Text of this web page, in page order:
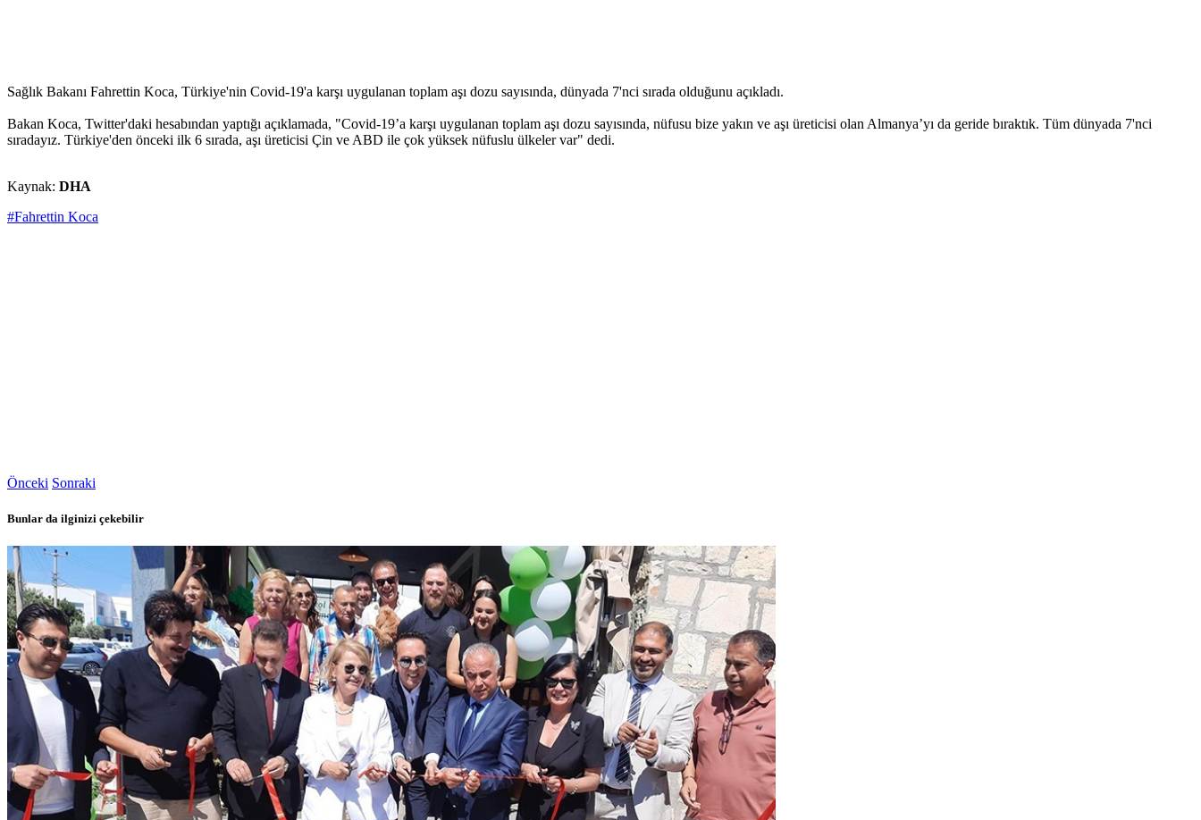
Sağlık Bakanı Fahrettin Koca, Türkiye'nin Covid-19'a karşı uygulanan toplam aşı dozu sayısında, dünyada 7'nci sırada olduğunu açıkladı.
Bakan Koca, Twitter'daki hesabından yaptığı açıklamada, "Covid-19’a karşı uygulanan toplam aşı dozu sayısında, nüfusu bize yakın ve aşı üreticisi olan Almanya’yı da geride bıraktık. Tüm dünyada 7'nci
sıradayız. Türkiye'den önceki ilk 6 sırada, aşı üreticisi Çin ve ABD ile çok yüksek nüfuslu ülkeler var" dedi.
Kaynak: DHA
#Fahrettin Koca
Önceki Sonraki
Bunlar da ilginizi çekebilir